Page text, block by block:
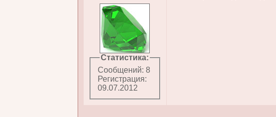
Статистика:
Сообщений: 8
Регистрация:
09.07.2012